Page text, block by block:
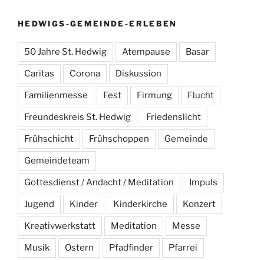
HEDWIGS-GEMEINDE-ERLEBEN
50 Jahre St. Hedwig Atempause Basar
Caritas Corona Diskussion
Familienmesse Fest Firmung Flucht
Freundeskreis St. Hedwig Friedenslicht
Frühschicht Frühschoppen Gemeinde
Gemeindeteam
Gottesdienst / Andacht / Meditation Impuls
Jugend Kinder Kinderkirche Konzert
Kreativwerkstatt Meditation Messe
Musik Ostern Pfadfinder Pfarrei